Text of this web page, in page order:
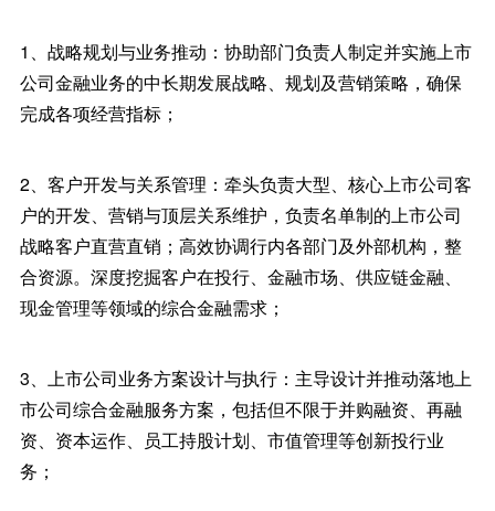
1、战略规划与业务推动：协助部门负责人制定并实施上市
公司金融业务的中长期发展战略、规划及营销策略，确保
完成各项经营指标；
2、客户开发与关系管理：牵头负责大型、核心上市公司客
户的开发、营销与顶层关系维护，负责名单制的上市公司
战略客户直营直销；高效协调行内各部门及外部机构，整
合资源。深度挖掘客户在投行、金融市场、供应链金融、
现金管理等领域的综合金融需求；
3、上市公司业务方案设计与执行：主导设计并推动落地上
市公司综合金融服务方案，包括但不限于并购融资、再融
资、资本运作、员工持股计划、市值管理等创新投行业
务；